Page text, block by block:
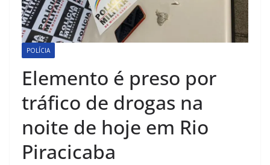
POLÍCIA
Elemento é preso por
tráfico de drogas na
noite de hoje em Rio
Piracicaba